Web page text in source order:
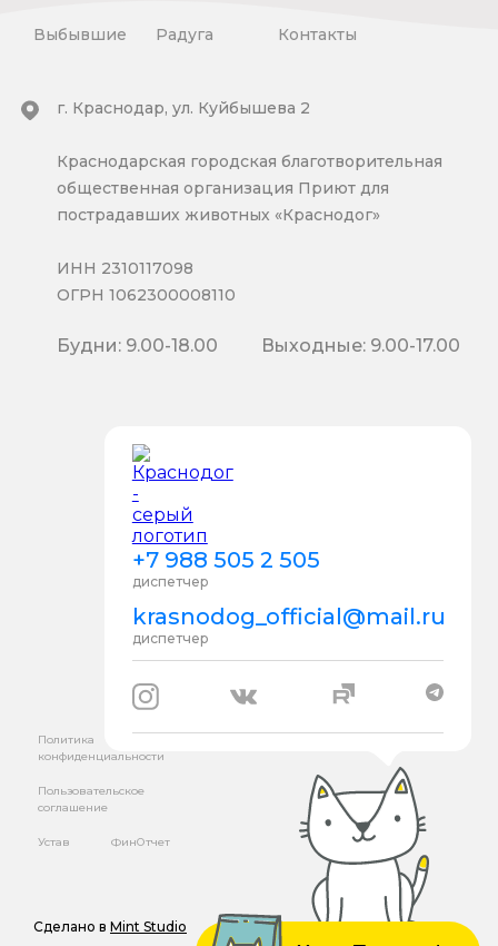
Выбывшие Радуга Контакты
+7 988 505 2 505
диспетчер
krasnodog_official@mail.ru
диспетчер
г. Краснодар, ул. Куйбышева 2
Краснодарская городская благотворительная
общественная организация Приют для
пострадавших животных «Краснодог»
ИНН 2310117098
ОГРН 1062300008110
Будни: 9.00-18.00 Выходные: 9.00-17.00
Политика
конфиденциальности
Пользовательское
соглашение
Устав ФинОтчет
Сделано в Mint Studio